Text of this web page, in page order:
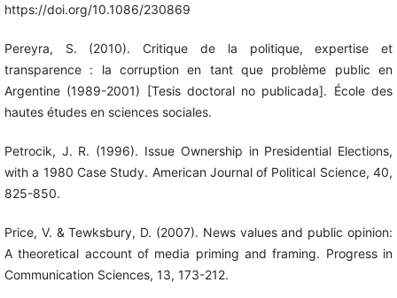
https://doi.org/10.1086/230869
Pereyra, S. (2010). Critique de la politique, expertise et
transparence : la corruption en tant que problème public en
Argentine (1989-2001) [Tesis doctoral no publicada]. École des
hautes études en sciences sociales.
Petrocik, J. R. (1996). Issue Ownership in Presidential Elections,
with a 1980 Case Study. American Journal of Political Science, 40,
825-850.
Price, V. & Tewksbury, D. (2007). News values and public opinion:
A theoretical account of media priming and framing. Progress in
Communication Sciences, 13, 173-212.